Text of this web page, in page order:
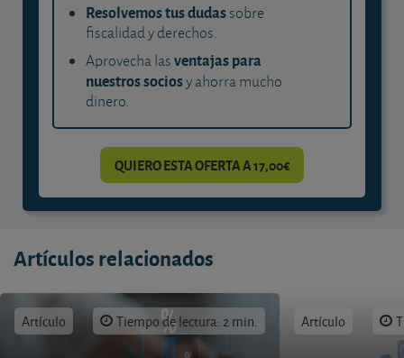
Resolvemos tus dudassobre
fiscalidad y derechos.
Aprovecha lasventajas para
nuestros sociosy ahorra mucho
dinero.
QUIERO ESTA OFERTA A 17,00€
Artículos relacionados
Artículo Tiempo de lectura: 2 min. Artículo